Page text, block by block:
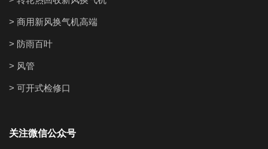
> 商用新风换气机高端
> 防雨百叶
> 风管
> 可开式检修口
关注微信公众号